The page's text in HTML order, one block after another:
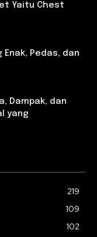
Yaitu Chest
Pedas, dan
Dampak, dan
yang
219
109
102